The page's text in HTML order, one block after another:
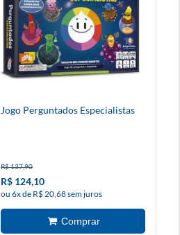
Jogo Perguntados Especialistas
R$ 137,90
R$ 124,10
ou 6x de R$ 20,68 sem juros